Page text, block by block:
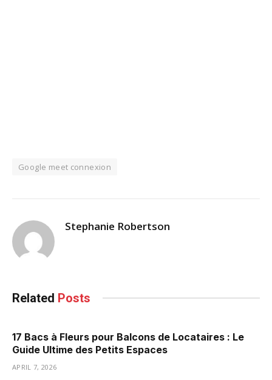
Google meet connexion
Stephanie Robertson
Related Posts
17 Bacs à Fleurs pour Balcons de Locataires : Le
Guide Ultime des Petits Espaces
APRIL 7, 2026